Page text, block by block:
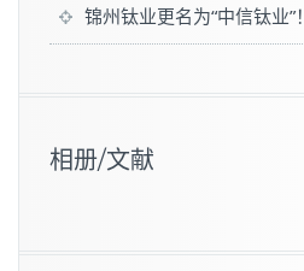
锦州钛业更名为“中信钛业”！
相册/文献